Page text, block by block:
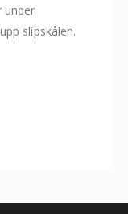
under
slipskålen.